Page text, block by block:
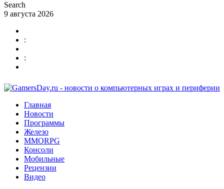
Search
9 августа 2026
:
:
Главная
Новости
Программы
Железо
MMORPG
Консоли
Мобильные
Рецензии
Видео